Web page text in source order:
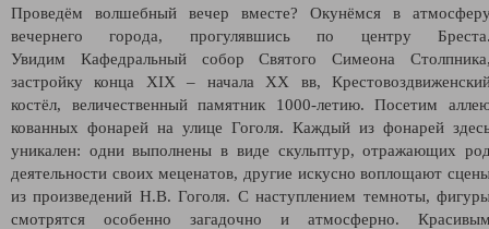
Проведём волшебный вечер вместе? Окунёмся в
вечернего города, прогулявшись по центру
Увидим Кафедральный собор Святого Симеона
застройку конца XIX – начала XX вв,
костёл, величественный памятник 1000-летию. Посетим
кованных фонарей на улице Гоголя. Каждый из фонарей
уникален: одни выполнены в виде скульптур, отражающих
деятельности своих меценатов, другие искусно воплощают
из произведений Н.В. Гоголя. С наступлением темноты,
смотрятся особенно загадочно и атмосферно.